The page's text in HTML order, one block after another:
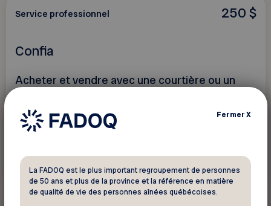
250 $
Service professionnel
Confia
Acheter et vendre avec une courtière ou un
FermerX
La FADOQ est le plus important regroupement de personnes
de 50 ans et plus de la province et la référence en matière
de qualité de vie des personnes aînées québécoises.